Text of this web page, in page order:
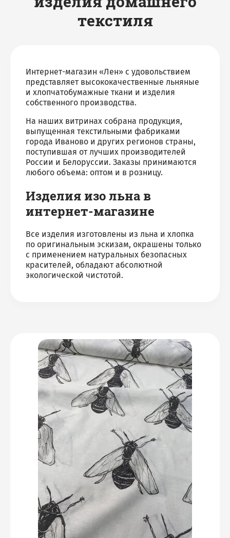
текстиля
Интернет-магазин «Лен» с удовольствием
представляет высококачественные льняные
и хлопчатобумажные ткани и изделия
собственного производства.
На наших витринах собрана продукция,
выпущенная текстильными фабриками
города Иваново и других регионов страны,
поступившая от лучших производителей
России и Белоруссии. Заказы принимаются
любого объема: оптом и в розницу.
Изделия изо льна в
интернет-магазине
Все изделия изготовлены из льна и хлопка
по оригинальным эскизам, окрашены только
с применением натуральных безопасных
красителей, обладают абсолютной
экологической чистотой.